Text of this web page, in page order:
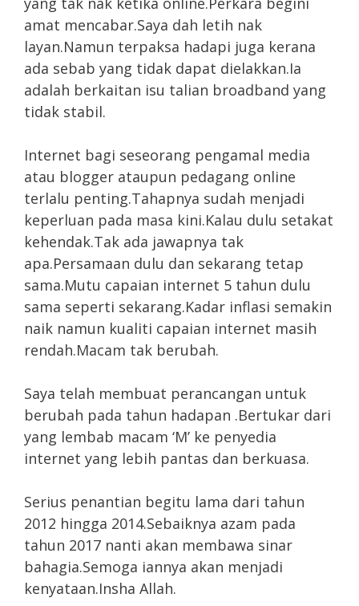
amat mencabar.Saya dah letih nak
layan.Namun terpaksa hadapi juga kerana
ada sebab yang tidak dapat dielakkan.Ia
adalah berkaitan isu talian broadband yang
tidak stabil.
Internet bagi seseorang pengamal media
atau blogger ataupun pedagang online
terlalu penting.Tahapnya sudah menjadi
keperluan pada masa kini.Kalau dulu setakat
kehendak.Tak ada jawapnya tak
apa.Persamaan dulu dan sekarang tetap
sama.Mutu capaian internet 5 tahun dulu
sama seperti sekarang.Kadar inflasi semakin
naik namun kualiti capaian internet masih
rendah.Macam tak berubah.
Saya telah membuat perancangan untuk
berubah pada tahun hadapan .Bertukar dari
yang lembab macam ‘M’ ke penyedia
internet yang lebih pantas dan berkuasa.
Serius penantian begitu lama dari tahun
2012 hingga 2014.Sebaiknya azam pada
tahun 2017 nanti akan membawa sinar
bahagia.Semoga iannya akan menjadi
kenyataan.Insha Allah.